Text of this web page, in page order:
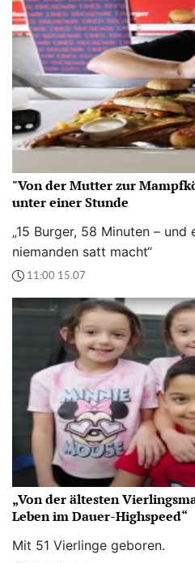
"Von der Mutter zur
unter einer Stunde
„15 Burger, 58 Minuten –
niemanden satt macht“
11:00 15.07
„Von der ältesten
Leben im Dauer-Highspeed“
Mit 51 Vierlinge geboren.